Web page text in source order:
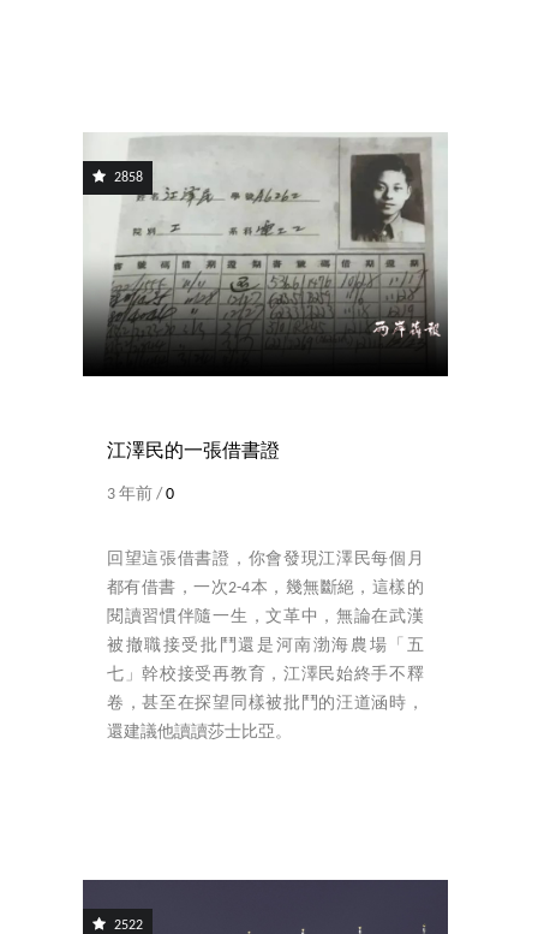
2858
江澤民的一張借書證
3 年前 /0
回望這張借書證，你會發現江澤民每個月
都有借書，一次2-4本，幾無斷絕，這樣的
閱讀習慣伴隨一生，文革中，無論在武漢
被撤職接受批鬥還是河南渤海農場「五
七」幹校接受再教育，江澤民始終手不釋
卷，甚至在探望同樣被批鬥的汪道涵時，
還建議他讀讀莎士比亞。
2522